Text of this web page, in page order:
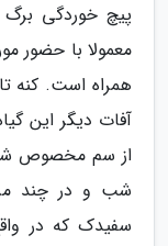
پیچ خوردگی
معمولا با حضور
همراه است. کنه
آفات دیگر این
از سم مخصوص
شب و در چند
سفیدک که در